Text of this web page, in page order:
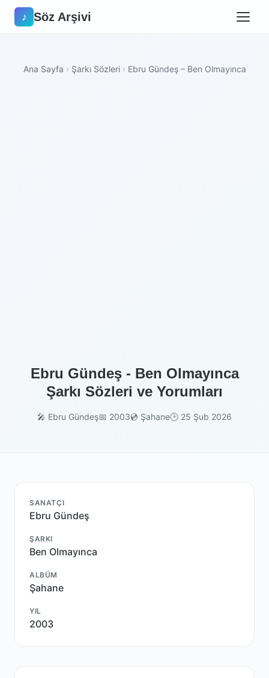
♪ Söz Arşivi
Ana Sayfa › Şarkı Sözleri › Ebru Gündeş – Ben Olmayınca
Ebru Gündeş - Ben Olmayınca
Şarkı Sözleri ve Yorumları
🎤 Ebru Gündeş📅 2003💿 Şahane🕒 25 Şub 2026
SANATÇI
Ebru Gündeş
ŞARKI
Ben Olmayınca
ALBÜM
Şahane
YIL
2003